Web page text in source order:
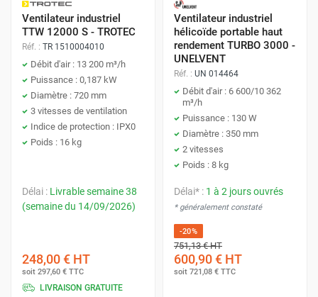
Ventilateur industriel
TTW 12000 S - TROTEC
Réf. : TR 1510004010
Débit d'air : 13 200 m³/h
Puissance : 0,187 kW
Diamètre : 720 mm
3 vitesses de ventilation
Indice de protection : IPX0
Poids : 16 kg
Délai : Livrable semaine 38
(semaine du 14/09/2026)
248,00 € HT
soit 297,60 € TTC
LIVRAISON GRATUITE
Ventilateur industriel
hélicoïde portable haut
rendement TURBO 3000 -
UNELVENT
Réf. : UN 014464
Débit d'air : 6 600/10 362
m³/h
Puissance : 130 W
Diamètre : 350 mm
2 vitesses
Poids : 8 kg
Délai* : 1 à 2 jours ouvrés
* généralement constaté
-20%
751,13 €HT
600,90 € HT
soit 721,08 € TTC